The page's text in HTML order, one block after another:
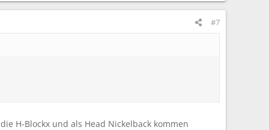
#7
H-Blockx und als Head Nickelback kommen